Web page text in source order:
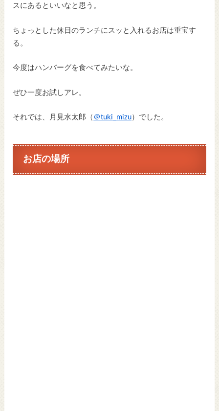
スにあるといいなと思う。
ちょっとした休日のランチにスッと入れるお店は重宝す
る。
今度はハンバーグを食べてみたいな。
ぜひ一度お試しアレ。
それでは、月見水太郎（ ＠tuki_mizu）でした。
お店の場所